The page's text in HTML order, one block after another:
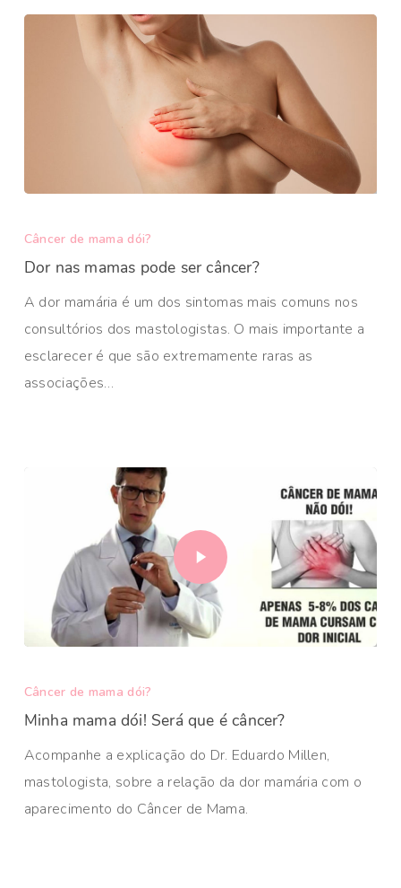
Câncer de mama dói?
Dor nas mamas pode ser câncer?
A dor mamária é um dos sintomas mais comuns nos
consultórios dos mastologistas. O mais importante a
esclarecer é que são extremamente raras as
associações…
Câncer de mama dói?
Minha mama dói! Será que é câncer?
Acompanhe a explicação do Dr. Eduardo Millen,
mastologista, sobre a relação da dor mamária com o
aparecimento do Câncer de Mama.